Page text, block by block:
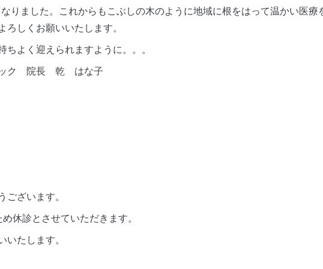
りました。これからもこぶしの木のように地域に根をはって温かい医療
しくお願いいたします。
よく迎えられますように。。。
院長 乾 はな子
ございます。
休診とさせていただきます。
いたします。